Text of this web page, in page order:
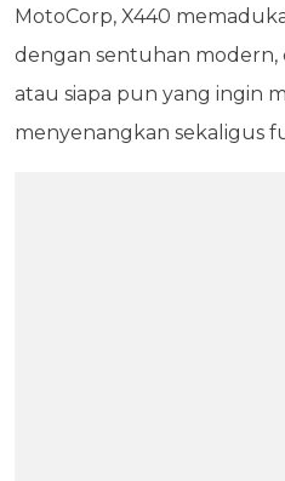
MotoCorp, X440
dengan sentuhan
atau siapa pun yang ingin
menyenangkan sekaligus